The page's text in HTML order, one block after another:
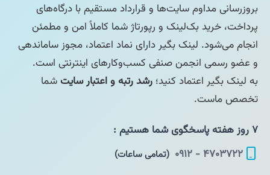
بروزرسانی مداوم سایت‌ها و قرارداد مستقیم با درگاه‌های
پرداخت، خرید بک‌لینک و رپورتاژ شما کاملاً امن و مطمئن
انجام می‌شود. لینک بگیر دارای نماد اعتماد، مجوز ساماندهی
و عضو رسمی انجمن صنفی کسب‌وکارهای اینترنتی است.
به لینک بگیر اعتماد کنید؛ رشد رتبه و اعتبار سایتشما
تخصص ماست.
۷ روز هفته پاسخگوی شما هستیم :
۴۷۰۳۷۲۲ - ۰۹۱۲
(تمامی ساعات)